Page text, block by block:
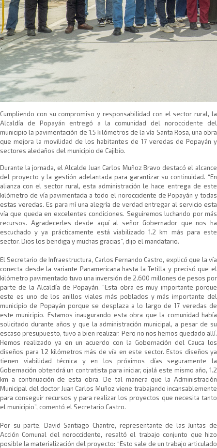
​Cumpliendo con su compromiso y responsabilidad con el sector rural, la
Alcaldía de Popayán entregó a la comunidad del noroccidente del
municipio la pavimentación de 1.5 kilómetros de la vía Santa Rosa, una obra
que mejora la movilidad de los habitantes de 17 veredas de Popayán y
sectores aledaños del municipio de Cajibío.
Durante la jornada, el Alcalde Juan Carlos Muñoz Bravo destacó el alcance
del proyecto y la gestión adelantada para garantizar su continuidad. “En
alianza con el sector rural, esta administración le hace entrega de este
kilómetro de vía pavimentada a todo el noroccidente de Popayán y todas
estas veredas. Es para mí una alegría de verdad entregar al servicio esta
vía que queda en excelentes condiciones. Seguiremos luchando por más
recursos. Agradecerles desde aquí al señor Gobernador que nos ha
escuchado y ya prácticamente está viabilizado 1.2 km más para este
sector. Dios los bendiga y muchas gracias”, dijo el mandatario.
El Secretario de Infraestructura, Carlos Fernando Castro, explicó que la vía
conecta desde la variante Panamericana hasta la Tetilla y precisó que el
kilómetro pavimentado tuvo una inversión de 2.600 millones de pesos por
parte de la Alcaldía de Popayán. “Esta obra es muy importante porque
este es uno de los anillos viales más poblados y más importante del
municipio de Popayán porque se desplaza a lo largo de 17 veredas de
este municipio. Estamos inaugurando esta obra que la comunidad había
solicitado durante años y que la administración municipal, a pesar de su
escaso presupuesto, tuvo a bien realizar. Pero no nos hemos quedado allí.
Hemos realizado ya en un acuerdo con la Gobernación del Cauca los
diseños para 1.2 kilómetros más de vía en este sector. Estos diseños ya
tienen viabilidad técnica y en los próximos días seguramente la
Gobernación obtendrá un contratista para iniciar, ojalá este mismo año, 1.2
km a continuación de esta obra. De tal manera que la Administración
Municipal del doctor Juan Carlos Muñoz viene trabajando incansablemente
para conseguir recursos y para realizar los proyectos que necesita tanto
el municipio”, comentó el Secretario Castro.
Por su parte, David Santiago Chantre, representante de las Juntas de
Acción Comunal del noroccidente, resaltó el trabajo conjunto que hizo
posible la materialización del proyecto: “Esto sale de un trabajo articulado